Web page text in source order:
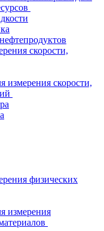
скорости,
измерения скорости,
физических
измерения